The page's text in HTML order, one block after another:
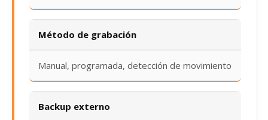
Método de grabación
Manual, programada, detección de movimiento
Backup externo